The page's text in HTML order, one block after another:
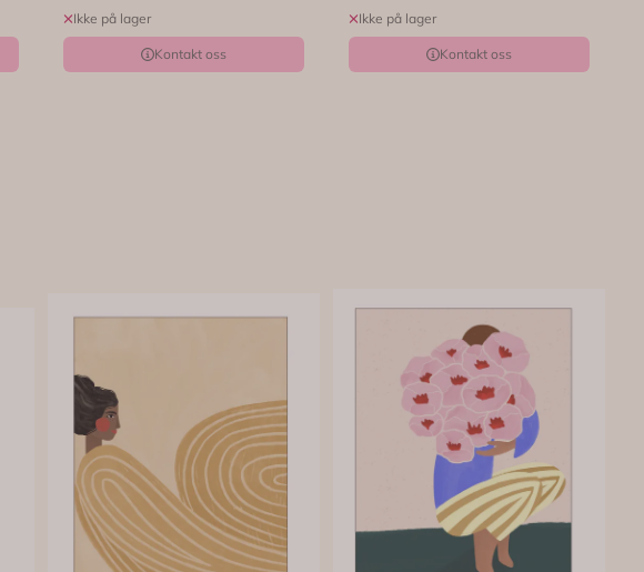
Ikke på lager
Kontakt oss
Ikke på lager
Kontakt oss